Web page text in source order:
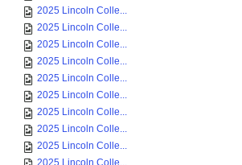
2025 Lincoln Colle...
2025 Lincoln Colle...
2025 Lincoln Colle...
2025 Lincoln Colle...
2025 Lincoln Colle...
2025 Lincoln Colle...
2025 Lincoln Colle...
2025 Lincoln Colle...
2025 Lincoln Colle...
2025 Lincoln Colle...